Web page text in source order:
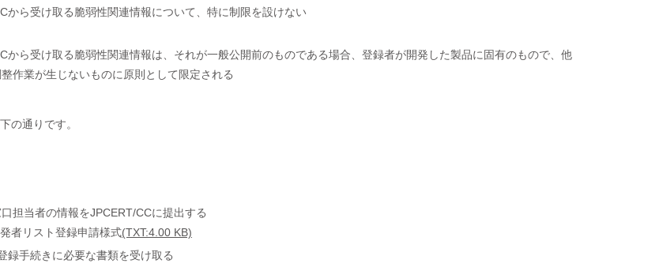
から受け取る脆弱性関連情報について、特に制限を設けない
から受け取る脆弱性関連情報は、それが一般公開前のものである場合、登録者が開発した製品に固有のもので、他
作業が生じないものに原則として限定される
の通りです。
担当者の情報をJPCERT/CCに提出する
者リスト登録申請様式(TXT:4.00 KB)
録手続きに必要な書類を受け取る